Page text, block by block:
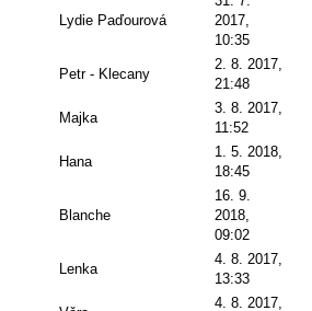
Lydie Paďourová
2017,
10:35
Petr - Klecany
2. 8. 2017,
21:48
Majka
3. 8. 2017,
11:52
Hana
1. 5. 2018,
18:45
Blanche
16. 9.
2018,
09:02
Lenka
4. 8. 2017,
13:33
4. 8. 2017,